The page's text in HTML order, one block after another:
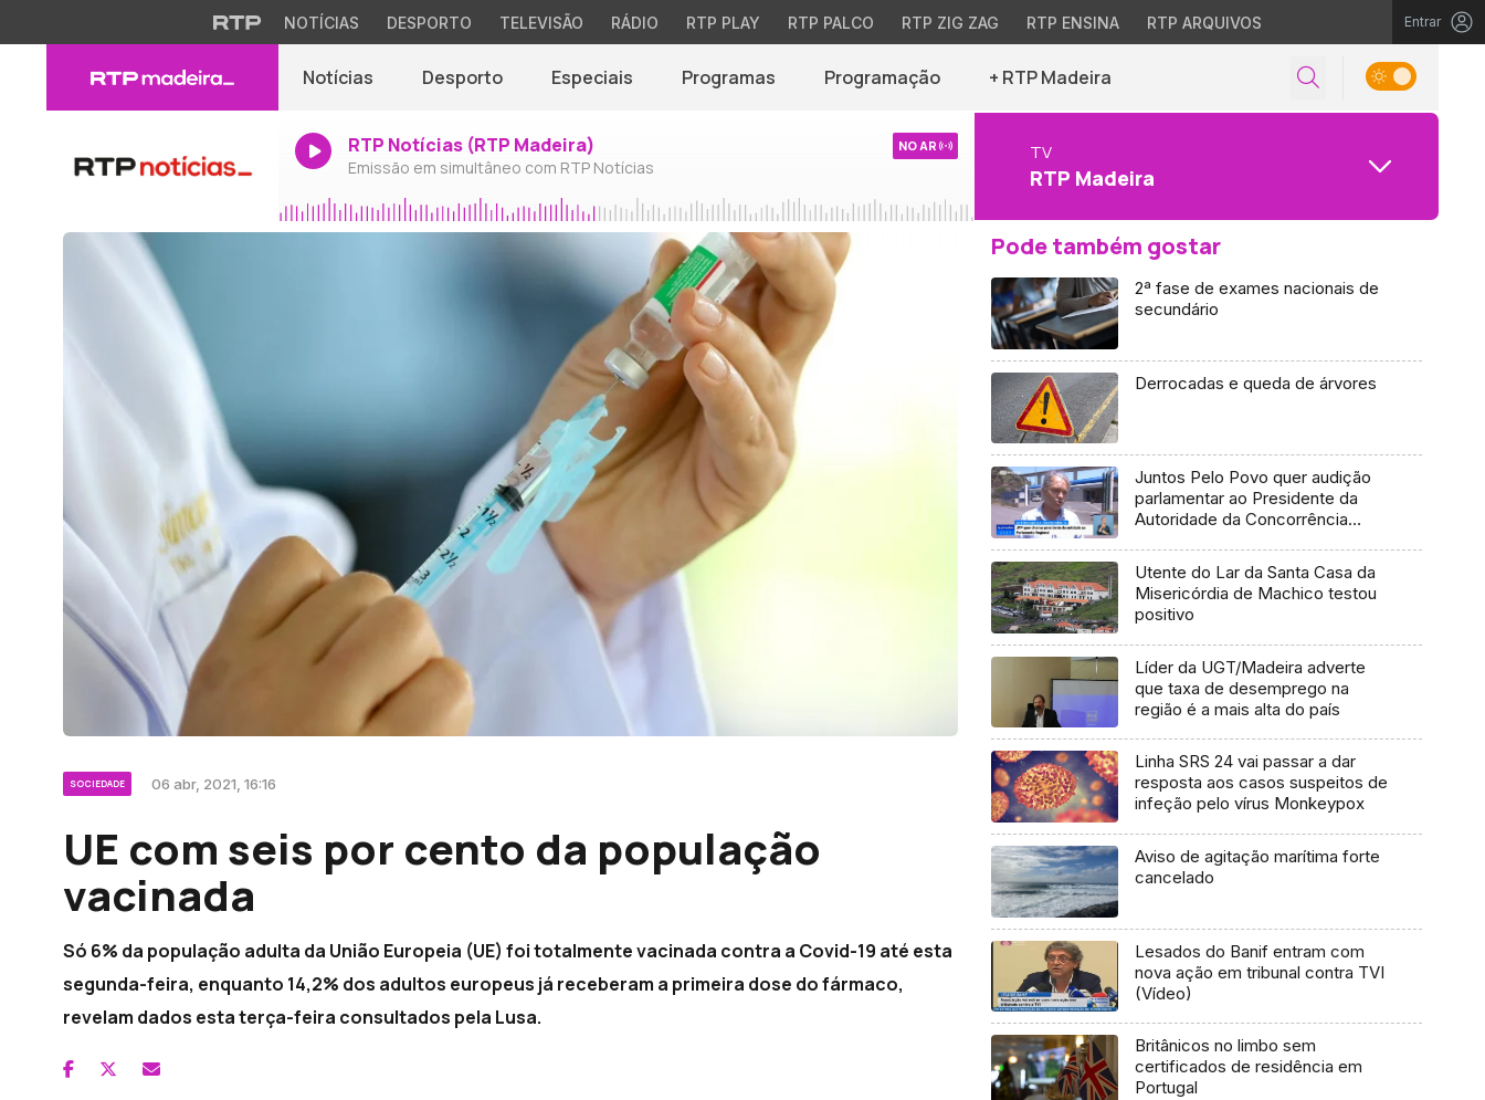
NOTÍCIAS DESPORTO TELEVISÃO RÁDIO RTP PLAY RTP PALCO RTP ZIG ZAG RTP ENSINA RTP ARQUIVOS Entrar
Notícias Desporto Especiais Programas Programação + RTP Madeira
RTP Notícias (RTP Madeira)
Emissão em simultâneo com RTP Notícias
NO AR TV
RTP Madeira
SOCIEDADE 06 abr, 2021, 16:16
UE com seis por cento da população
vacinada
Só 6% da população adulta da União Europeia (UE) foi totalmente vacinada contra a Covid-19 até esta
segunda-feira, enquanto 14,2% dos adultos europeus já receberam a primeira dose do fármaco,
revelam dados esta terça-feira consultados pela Lusa.
Pode também gostar
2ª fase de exames nacionais de
secundário
Derrocadas e queda de árvores
Juntos Pelo Povo quer audição
parlamentar ao Presidente da
Autoridade da Concorrência
Utente do Lar da Santa Casa da
Misericórdia de Machico testou
positivo
Líder da UGT/Madeira adverte
que taxa de desemprego na
região é a mais alta do país
Linha SRS 24 vai passar a dar
resposta aos casos suspeitos de
infeção pelo vírus Monkeypox
Aviso de agitação marítima forte
cancelado
Lesados do Banif entram com
nova ação em tribunal contra TVI
(Vídeo)
Britânicos no limbo sem
certificados de residência em
Portugal